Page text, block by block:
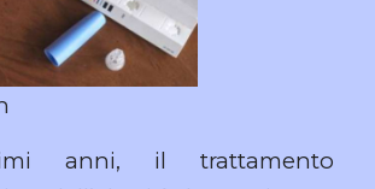
anni, il trattamento